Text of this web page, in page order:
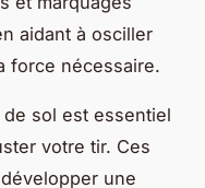
aidant à osciller
force nécessaire.
sol est essentiel
votre tir. Ces
une